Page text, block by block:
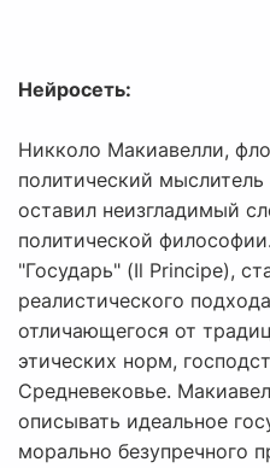
Нейросеть:
Никколо Макиавелли,
политический
оставил неизгладимый
политической
"Государь" (Il Principe),
реалистического
отличающегося от
этических норм,
Средневековье.
описывать идеальное
морально безупречного